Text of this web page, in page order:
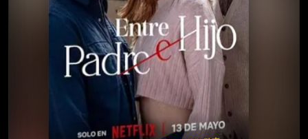
迅雷网盘
失效请反馈
🧧️
天天领红包